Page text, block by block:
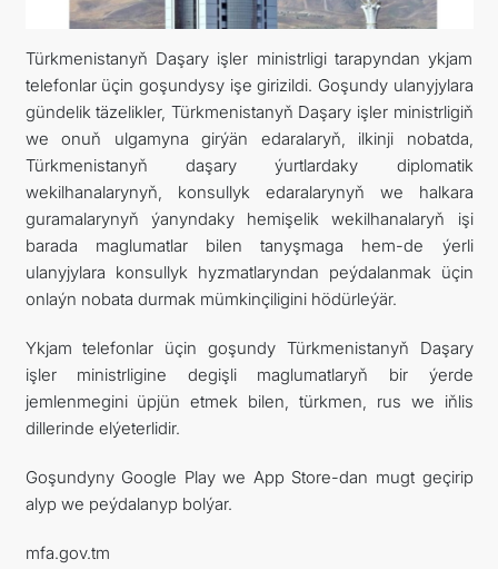
ARAGATNAŞYK
Türkmenistanyň Daşary işler ministrligi tarapyndan ykjam
telefonlar üçin goşundysy işe girizildi. Goşundy ulanyjylara
gündelik täzelikler, Türkmenistanyň Daşary işler ministrligiň
we onuň ulgamyna girýän edaralaryň, ilkinji nobatda,
Türkmenistanyň daşary ýurtlardaky diplomatik
wekilhanalarynyň, konsullyk edaralarynyň we halkara
guramalarynyň ýanyndaky hemişelik wekilhanalaryň işi
barada maglumatlar bilen tanyşmaga hem-de ýerli
ulanyjylara konsullyk hyzmatlaryndan peýdalanmak üçin
onlaýn nobata durmak mümkinçiligini hödürleýär.
Ykjam telefonlar üçin goşundy Türkmenistanyň Daşary
işler ministrligine degişli maglumatlaryň bir ýerde
jemlenmegini üpjün etmek bilen, türkmen, rus we iňlis
dillerinde elýeterlidir.
Goşundyny Google Play we App Store-dan mugt geçirip
alyp we peýdalanyp bolýar.
mfa.gov.tm